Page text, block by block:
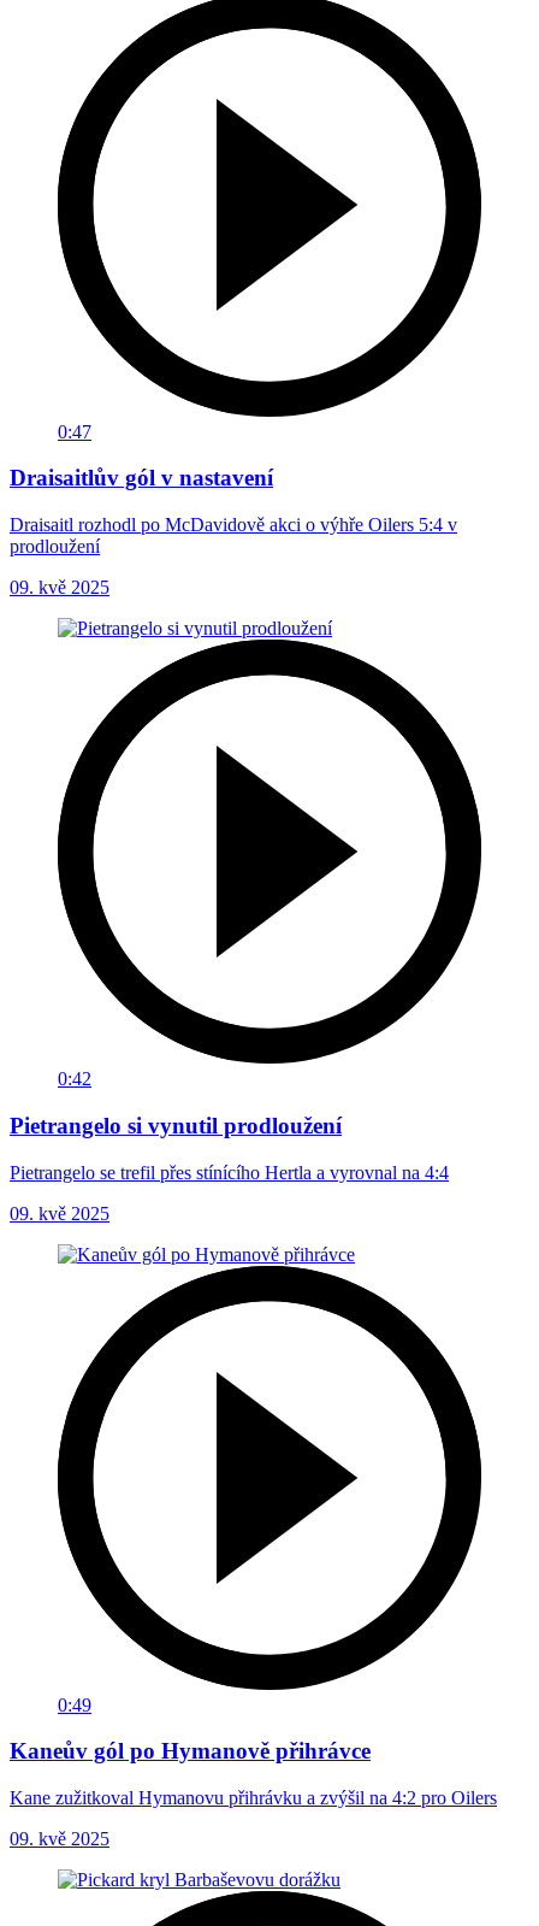
0:47
Draisaitlův gól v nastavení
Draisaitl rozhodl po McDavidově akci o výhře Oilers 5:4 v
prodloužení
09. kvě 2025
0:42
Pietrangelo si vynutil prodloužení
Pietrangelo se trefil přes stínícího Hertla a vyrovnal na 4:4
09. kvě 2025
0:49
Kaneův gól po Hymanově přihrávce
Kane zužitkoval Hymanovu přihrávku a zvýšil na 4:2 pro Oilers
09. kvě 2025